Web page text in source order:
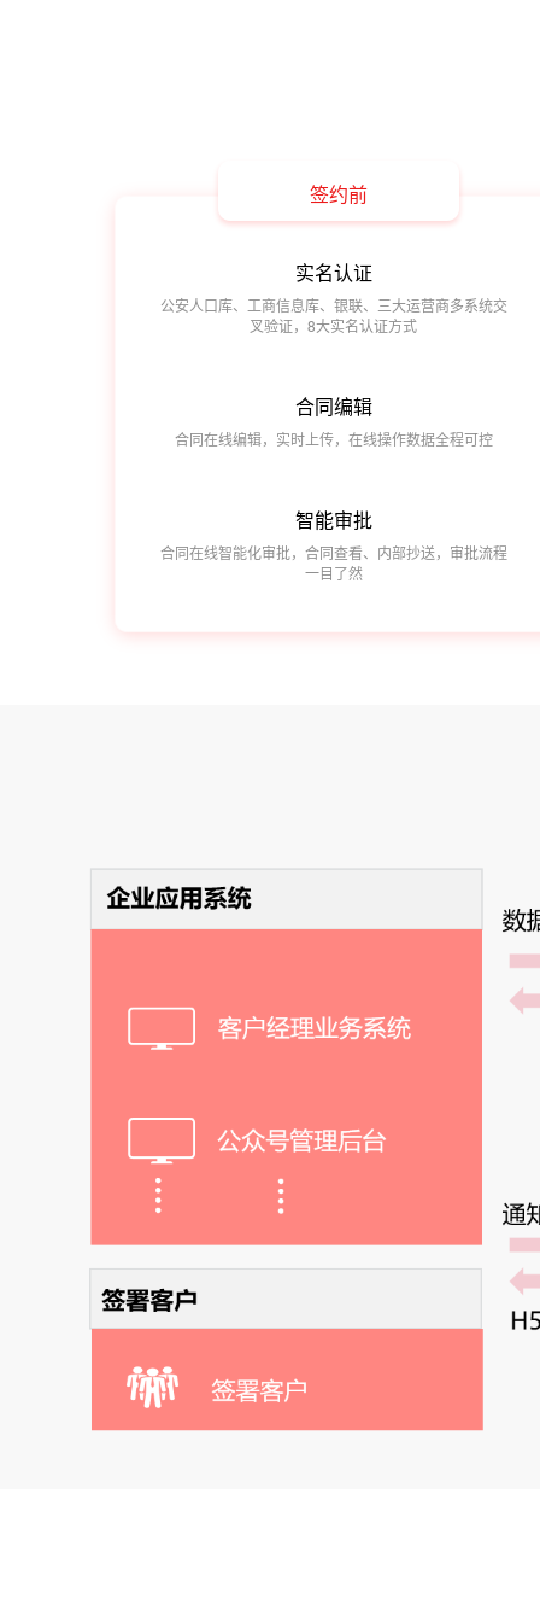
签约前
实名认证
公安人口库、工商信息库、银联、三大运营商多系统交
叉验证，8大实名认证方式
合同编辑
合同在线编辑，实时上传，在线操作数据全程可控
智能审批
合同在线智能化审批，合同查看、内部抄送，审批流程
一目了然